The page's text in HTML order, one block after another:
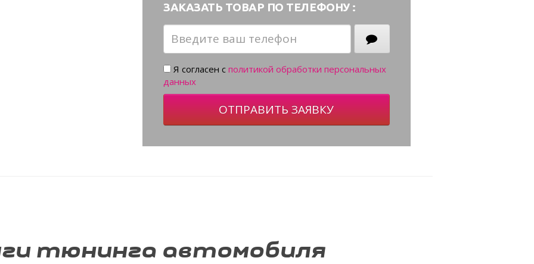
ЗАКАЗАТЬ ТОВАР ПО ТЕЛЕФОНУ :
Я согласен с политикой обработки персональных
данных
ОТПРАВИТЬ ЗАЯВКУ
тюнинга автомобиля